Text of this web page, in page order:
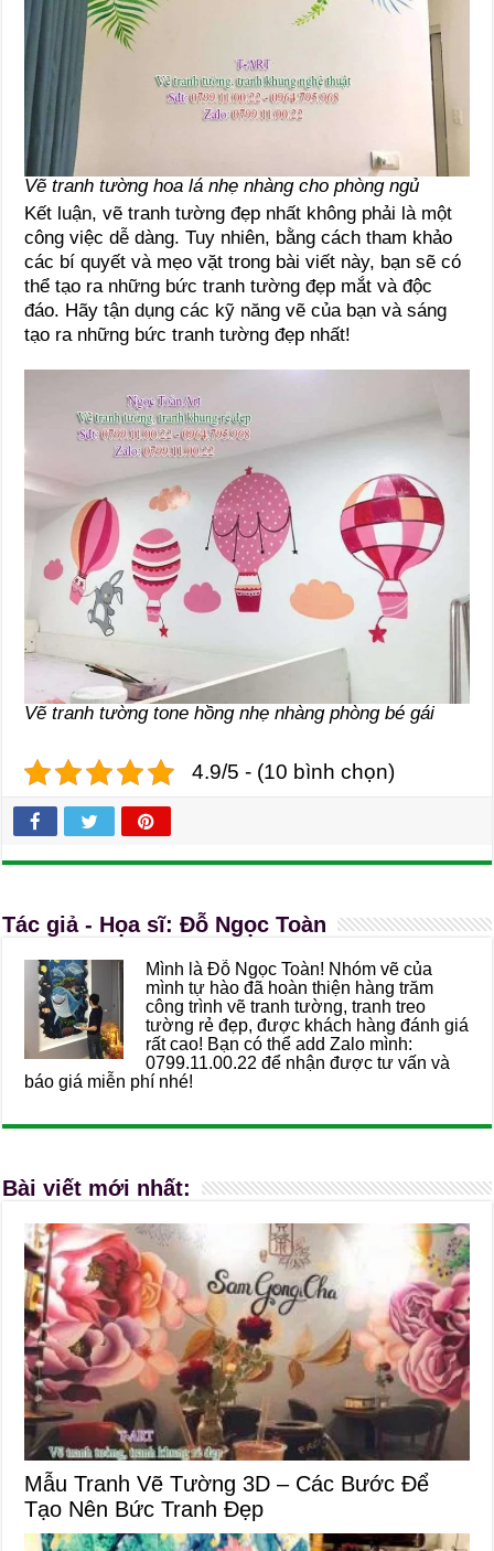
Vẽ tranh tường hoa lá nhẹ nhàng cho phòng ngủ
Kết luận, vẽ tranh tường đẹp nhất không phải là một
công việc dễ dàng. Tuy nhiên, bằng cách tham khảo
các bí quyết và mẹo vặt trong bài viết này, bạn sẽ có
thể tạo ra những bức tranh tường đẹp mắt và độc
đáo. Hãy tận dụng các kỹ năng vẽ của bạn và sáng
tạo ra những bức tranh tường đẹp nhất!
Vẽ tranh tường tone hồng nhẹ nhàng phòng bé gái
4.9/5 - (10 bình chọn)
Tác giả - Họa sĩ: Đỗ Ngọc Toàn
Mình là Đỗ Ngọc Toàn! Nhóm vẽ của
mình tự hào đã hoàn thiện hàng trăm
công trình vẽ tranh tường, tranh treo
tường rẻ đẹp, được khách hàng đánh giá
rất cao! Bạn có thể add Zalo mình:
0799.11.00.22 để nhận được tư vấn và
báo giá miễn phí nhé!
Bài viết mới nhất:
Mẫu Tranh Vẽ Tường 3D – Các Bước Để
Tạo Nên Bức Tranh Đẹp